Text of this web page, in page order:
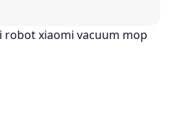
robot xiaomi vacuum mop